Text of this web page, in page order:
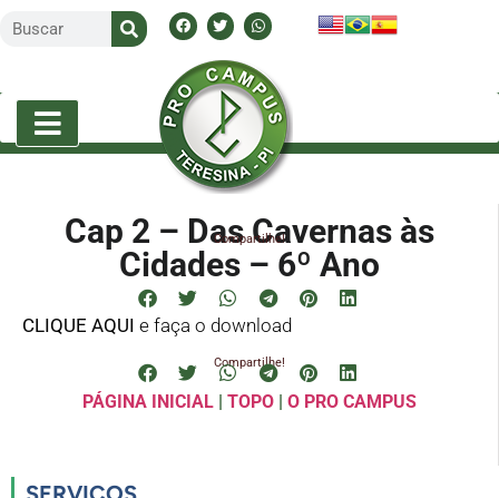
Cap 2 – Das Cavernas às
Cidades – 6º Ano
Compartilhe!
CLIQUE AQUI e faça o download
Compartilhe!
PÁGINA INICIAL| TOPO| O PRO CAMPUS